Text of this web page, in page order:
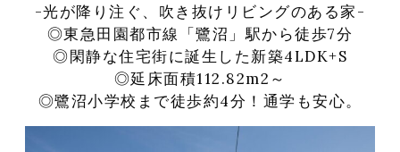
-光が降り注ぐ、吹き抜けリビングのある家-
◎東急田園都市線「鷺沼」駅から徒歩7分
◎閑静な住宅街に誕生した新築4LDK+S
◎延床面積112.82m2 ～
◎鷺沼小学校まで徒歩約4分！通学も安心。